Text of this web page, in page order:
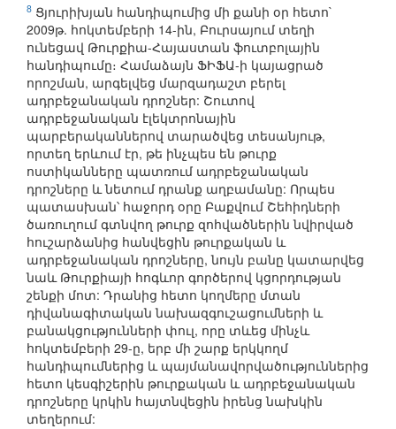
8 Ցյուրիխյան հանդիպումից մի քանի օր հետո`
2009թ. հոկտեմբերի 14-ին, Բուրսայում տեղի
ունեցավ Թուրքիա-Հայաստան ֆուտբոլային
հանդիպումը։ Համաձայն ՖԻՖԱ-ի կայացրած
որոշման, արգելվեց մարզադաշտ բերել
ադրբեջանական դրոշներ: Շուտով
ադրբեջանական էլեկտրոնային
պարբերականներով տարածվեց տեսանյութ,
որտեղ երևում էր, թե ինչպես են թուրք
ոստիկանները պատռում ադրբեջանական
դրոշները և նետում դրանք աղբամանը: Որպես
պատասխան՝ հաջորդ օրը Բաքվում Շեհիդների
ծառուղում գտնվող թուրք զոհվածներին նվիրված
հուշարձանից հանվեցին թուրքական և
ադրբեջանական դրոշները, նույն բանը կատարվեց
նաև Թուրքիայի հոգևոր գործերով կցորդության
շենքի մոտ: Դրանից հետո կողմերը մտան
դիվանագիտական նախազգուշացումների և
բանակցությունների փուլ, որը տևեց մինչև
հոկտեմբերի 29-ը, երբ մի շարք երկկողմ
հանդիպումներից և պայմանավորվածություններից
հետո կեսգիշերին թուրքական և ադրբեջանական
դրոշները կրկին հայտնվեցին իրենց նախկին
տեղերում: